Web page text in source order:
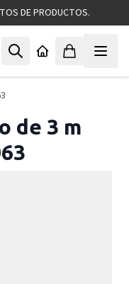
DE PRODUCTOS.
de 3 m